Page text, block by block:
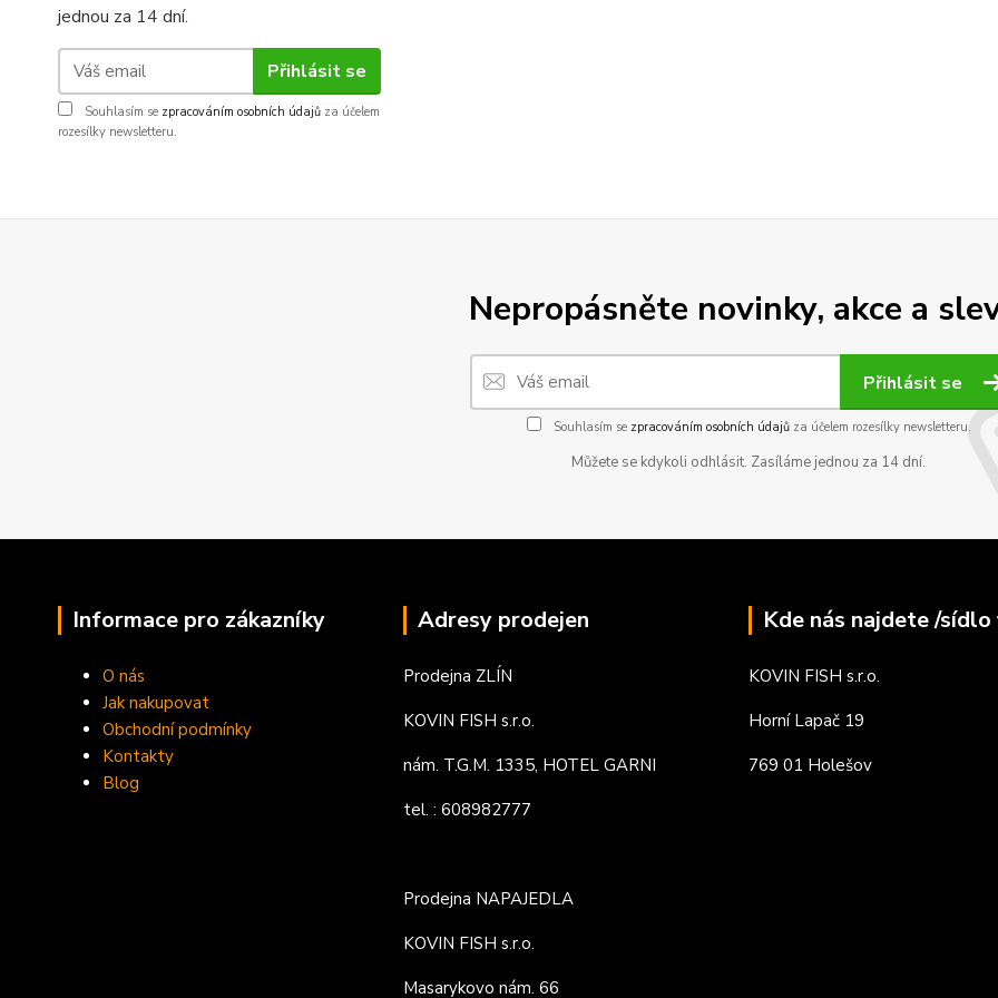
jednou za 14 dní.
Přihlásit se
Souhlasím se zpracováním osobních údajů za účelem
rozesílky newsletteru.
Nepropásněte novinky, akce a
Přihlásit se
Souhlasím se zpracováním osobních údajůza účelem rozesílky newsletteru.
Můžete se kdykoli odhlásit. Zasíláme jednou za 14 dní.
Informace pro zákazníky
O nás
Jak nakupovat
Obchodní podmínky
Kontakty
Blog
Adresy prodejen
Prodejna ZLÍN
KOVIN FISH s.r.o.
nám. T.G.M. 1335, HOTEL GARNI
tel. : 608982777
Prodejna NAPAJEDLA
KOVIN FISH s.r.o.
Masarykovo nám. 66
Kde nás najdete /
KOVIN FISH s.r.o.
Horní Lapač 19
769 01 Holešov